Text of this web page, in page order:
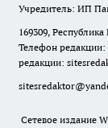
Учредитель: ИП
169309,
Телефон редакции:
редакции:
Сетевое издание